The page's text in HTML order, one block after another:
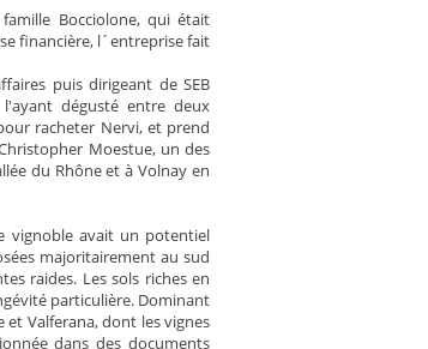
Bocciolone, qui était
financière, l´entreprise fait
puis dirigeant de SEB
dégusté entre deux
racheter Nervi, et prend
Moestue, un des
du Rhône et à Volnay en
vignoble avait un potentiel
majoritairement au sud
raides. Les sols riches en
particulière. Dominant
et Valferana, dont les vignes
dans des documents